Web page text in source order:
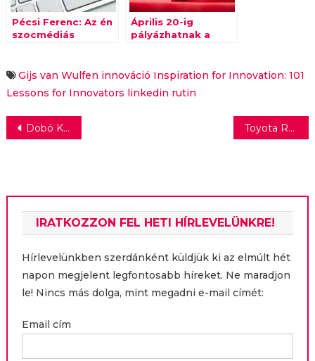
Pécsi Ferenc: Az én
szocmédiás
Április 20-ig
pályázhatnak a
Digitális Díjra
Gijs van Wulfen innováció Inspiration for Innovation: 101
Lessons for Innovators linkedin rutin
Bejegyzés
Dobó Kata a Kölcsönlakásban Toyota RAV4: 100 százalék SUV – 100 százalék Hybrid
IRATKOZZON FEL HETI HÍRLEVELÜNKRE!
Hírlevelünkben szerdánként küldjük ki az elmúlt hét
napon megjelent legfontosabb híreket. Ne maradjon
le! Nincs más dolga, mint megadni e-mail címét:
Email cím